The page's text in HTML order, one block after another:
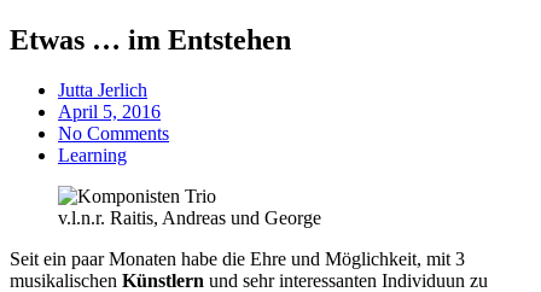
Etwas … im Entstehen
Jutta Jerlich
April 5, 2016
No Comments
Learning
v.l.n.r. Raitis, Andreas und George
Seit ein paar Monaten habe die Ehre und Möglichkeit, mit 3
musikalischen Künstlern und sehr interessanten Individuun zu